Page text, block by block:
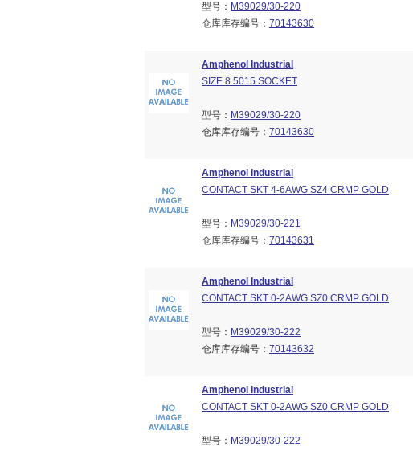
型号： M39029/30-220
仓库库存编号： 70143630
Amphenol Industrial
SIZE 8 5015 SOCKET
型号： M39029/30-220
仓库库存编号： 70143630
Amphenol Industrial
CONTACT SKT 4-6AWG SZ4 CRMP GOLD
型号： M39029/30-221
仓库库存编号： 70143631
Amphenol Industrial
CONTACT SKT 0-2AWG SZ0 CRMP GOLD
型号： M39029/30-222
仓库库存编号： 70143632
Amphenol Industrial
CONTACT SKT 0-2AWG SZ0 CRMP GOLD
型号： M39029/30-222